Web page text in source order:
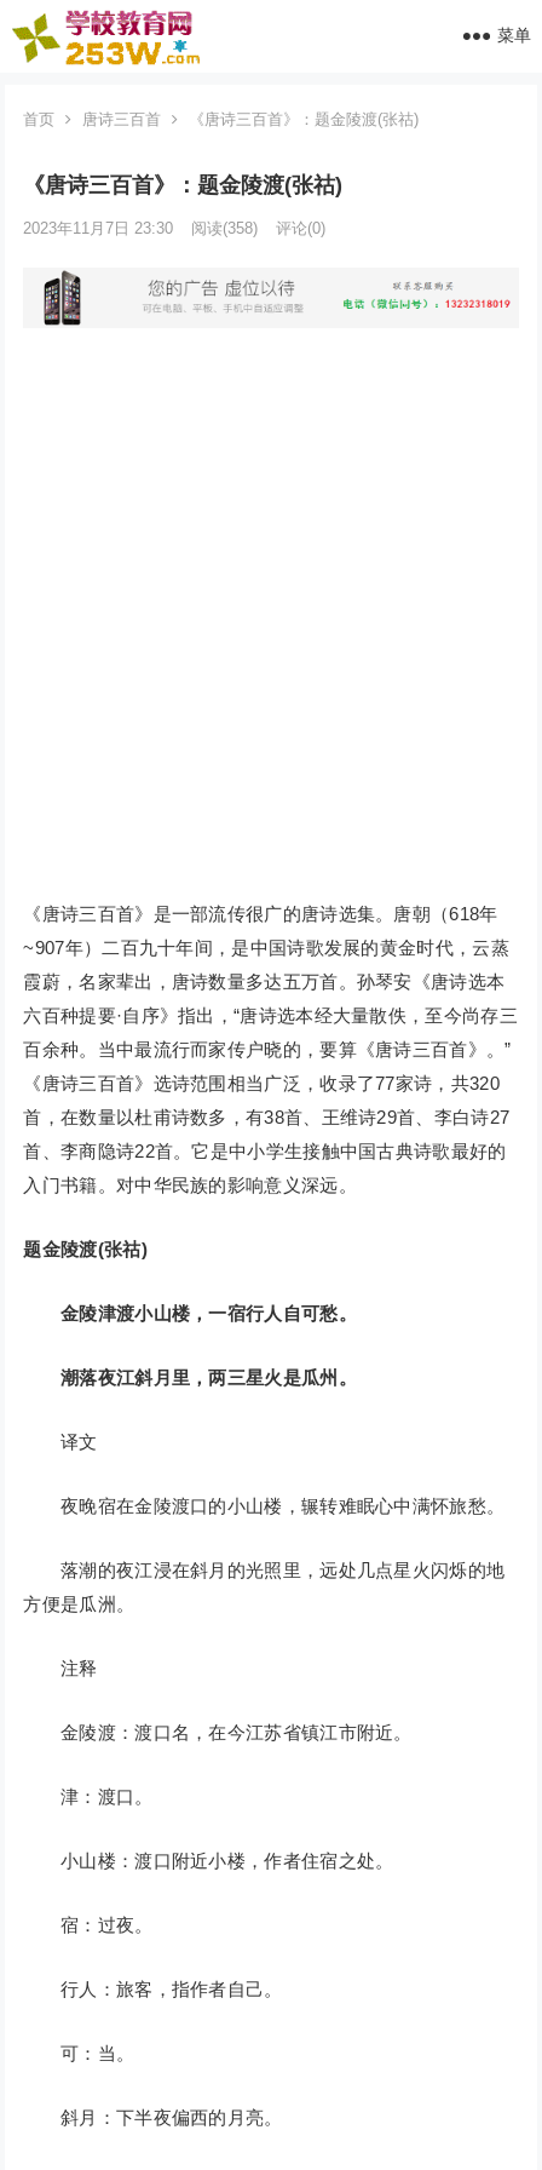
菜单
首页 唐诗三百首 《唐诗三百首》：题金陵渡(张祜)
《唐诗三百首》：题金陵渡(张祜)
2023年11月7日 23:30 阅读(358) 评论(0)
《唐诗三百首》是一部流传很广的唐诗选集。唐朝（618年
~907年）二百九十年间，是中国诗歌发展的黄金时代，云蒸
霞蔚，名家辈出，唐诗数量多达五万首。孙琴安《唐诗选本
六百种提要·自序》指出，“唐诗选本经大量散佚，至今尚存三
百余种。当中最流行而家传户晓的，要算《唐诗三百首》。”
《唐诗三百首》选诗范围相当广泛，收录了77家诗，共320
首，在数量以杜甫诗数多，有38首、王维诗29首、李白诗27
首、李商隐诗22首。它是中小学生接触中国古典诗歌最好的
入门书籍。对中华民族的影响意义深远。
题金陵渡(张祜)
金陵津渡小山楼，一宿行人自可愁。
潮落夜江斜月里，两三星火是瓜州。
译文
夜晚宿在金陵渡口的小山楼，辗转难眠心中满怀旅愁。
落潮的夜江浸在斜月的光照里，远处几点星火闪烁的地
方便是瓜洲。
注释
金陵渡：渡口名，在今江苏省镇江市附近。
津：渡口。
小山楼：渡口附近小楼，作者住宿之处。
宿：过夜。
行人：旅客，指作者自己。
可：当。
斜月：下半夜偏西的月亮。